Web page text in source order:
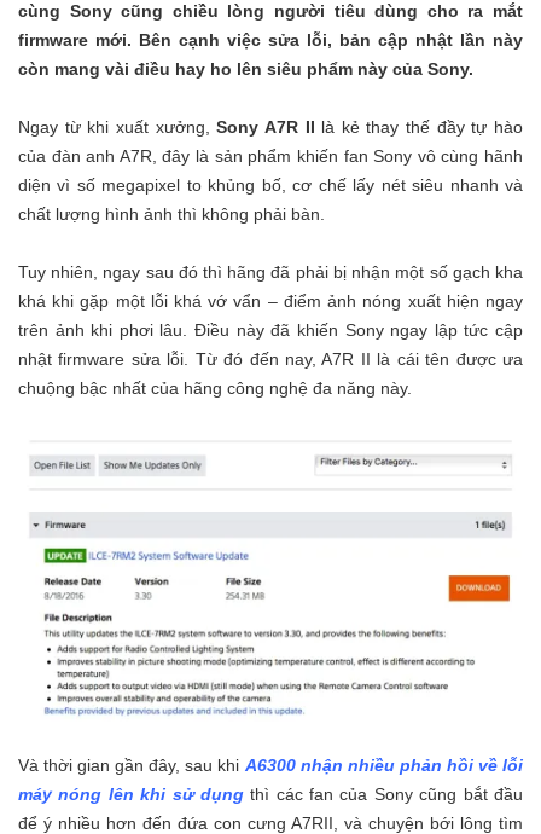
cùng Sony cũng chiều lòng người tiêu dùng cho ra mắt
firmware mới. Bên cạnh việc sửa lỗi, bản cập nhật lần này
còn mang vài điều hay ho lên siêu phẩm này của Sony.
Ngay từ khi xuất xưởng,Sony A7R II là kẻ thay thế đầy tự hào
của đàn anh A7R, đây là sản phẩm khiến fan Sony vô cùng hãnh
diện vì số megapixel to khủng bố, cơ chế lấy nét siêu nhanh và
chất lượng hình ảnh thì không phải bàn.
Tuy nhiên, ngay sau đó thì hãng đã phải bị nhận một số gạch kha
khá khi gặp một lỗi khá vớ vẩn – điểm ảnh nóng xuất hiện ngay
trên ảnh khi phơi lâu. Điều này đã khiến Sony ngay lập tức cập
nhật firmware sửa lỗi. Từ đó đến nay, A7R II là cái tên được ưa
chuộng bậc nhất của hãng công nghệ đa năng này.
Và thời gian gần đây, sau khi A6300 nhận nhiều phản hồi về lỗi
máy nóng lên khi sử dụngthì các fan của Sony cũng bắt đầu
để ý nhiều hơn đến đứa con cưng A7RII, và chuyện bới lông tìm